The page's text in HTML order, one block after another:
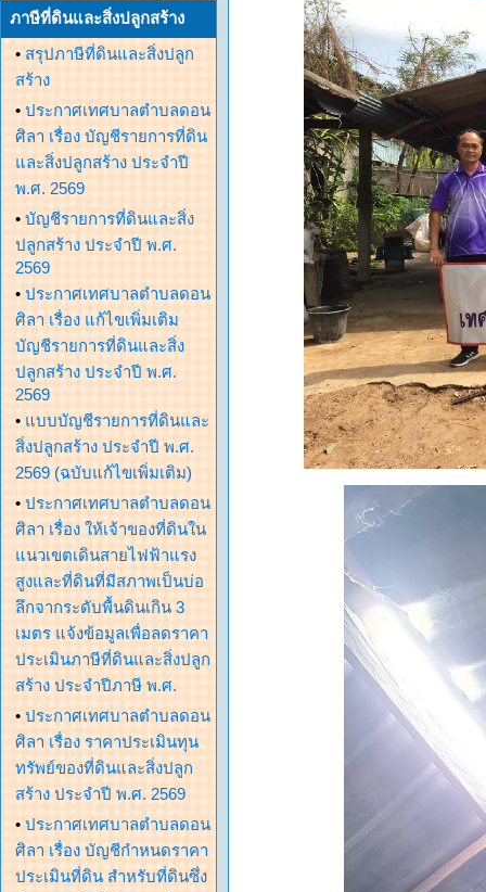
ภาษีที่ดินและสิ่งปลูกสร้าง
• สรุปภาษีที่ดินและสิ่งปลูก
สร้าง
• ประกาศเทศบาลตำบลดอน
ศิลา เรื่อง บัญชีรายการที่ดิน
และสิ่งปลูกสร้าง ประจำปี
พ.ศ. 2569
• บัญชีรายการที่ดินและสิ่ง
ปลูกสร้าง ประจำปี พ.ศ.
2569
• ประกาศเทศบาลตำบลดอน
ศิลา เรื่อง แก้ไขเพิ่มเติม
บัญชีรายการที่ดินและสิ่ง
ปลูกสร้าง ประจำปี พ.ศ.
2569
• แบบบัญชีรายการที่ดินและ
สิ่งปลูกสร้าง ประจำปี พ.ศ.
2569 (ฉบับแก้ไขเพิ่มเติม)
• ประกาศเทศบาลตำบลดอน
ศิลา เรื่อง ให้เจ้าของที่ดินใน
แนวเขตเดินสายไฟฟ้าแรง
สูงและที่ดินที่มีสภาพเป็นบ่อ
ลึกจากระดับพื้นดินเกิน 3
เมตร แจ้งข้อมูลเพื่อลดราคา
ประเมินภาษีที่ดินและสิ่งปลูก
สร้าง ประจำปีภาษี พ.ศ.
• ประกาศเทศบาลตำบลดอน
ศิลา เรื่อง ราคาประเมินทุน
ทรัพย์ของที่ดินและสิ่งปลูก
สร้าง ประจำปี พ.ศ. 2569
• ประกาศเทศบาลตำบลดอน
ศิลา เรื่อง บัญชีกำหนดราคา
ประเมินที่ดิน สำหรับที่ดินซึ่ง